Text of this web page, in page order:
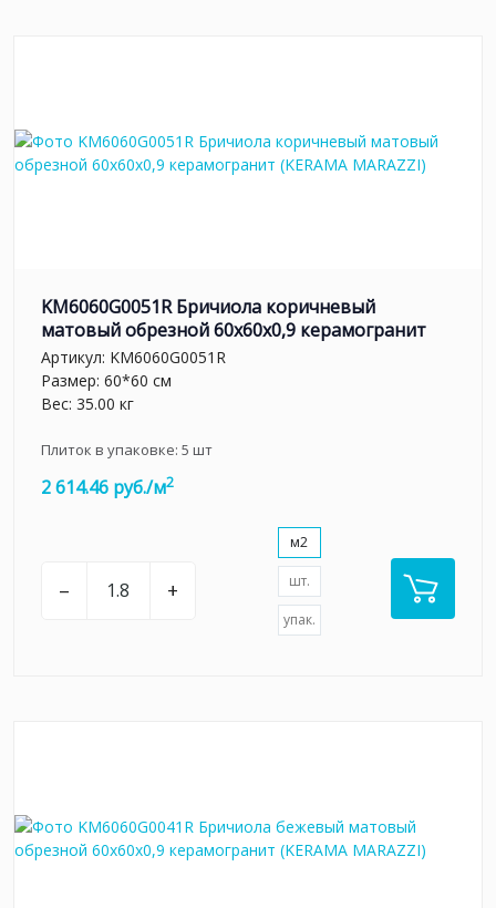
KM6060G0051R Бричиола коричневый
матовый обрезной 60x60x0,9 керамогранит
Артикул: KM6060G0051R
Размер: 60*60 см
Вес: 35.00 кг
Плиток в упаковке: 5 шт
2 614.46 руб./м2
– +
м2
шт.
упак.